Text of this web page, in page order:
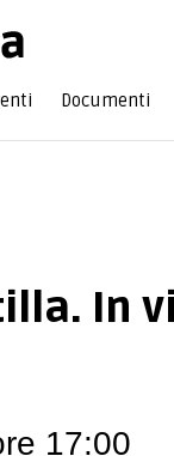
Documenti
In
17:00